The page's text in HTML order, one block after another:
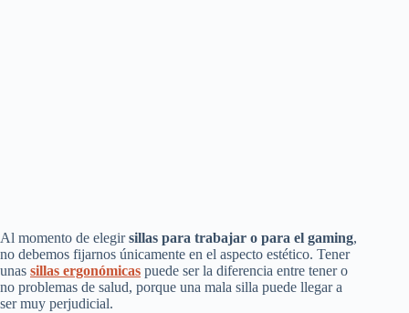
Al momento de elegirsillas para trabajar o para el gaming,
no debemos fijarnos únicamente en el aspecto estético. Tener
unas sillas ergonómicas puede ser la diferencia entre tener o
no problemas de salud, porque una mala silla puede llegar a
ser muy perjudicial.